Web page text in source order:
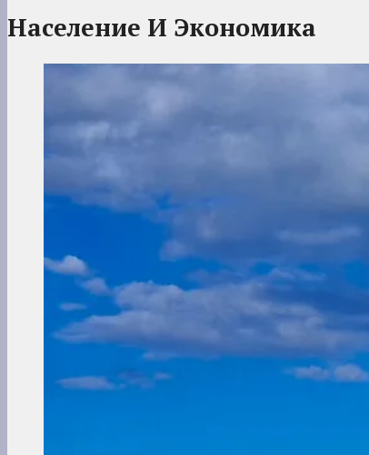
Население И Экономика